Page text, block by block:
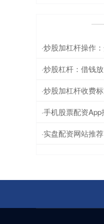
·
·炒股杠杆：借钱
·
·手机股票配资
·实盘配资网站推